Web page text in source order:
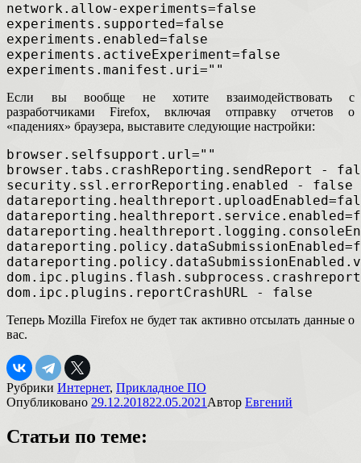
network.allow-experiments=false
experiments.supported=false
experiments.enabled=false
experiments.activeExperiment=false
experiments.manifest.uri=""
Если вы вообще не хотите взаимодействовать с
разработчиками Firefox, включая отправку отчетов о
«падениях» браузера, выставите следующие настройки:
browser.selfsupport.url=""
browser.tabs.crashReporting.sendReport -
security.ssl.errorReporting.enabled - false
dom.ipc.plugins.reportCrashURL - false
Теперь Mozilla Firefox не будет так активно отсылать данные о
вас.
Рубрики Интернет, Прикладное ПО
Опубликовано 29.12.201822.05.2021 Автор Евгений
Статьи по теме: